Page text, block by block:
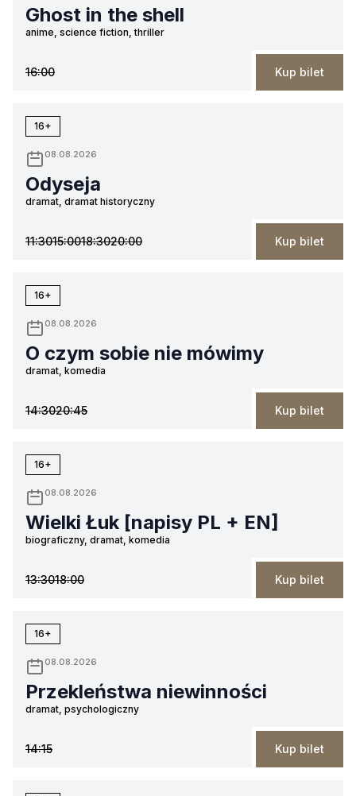
Ghost in the shell
anime, science fiction, thriller
16:00 Kup bilet
16+
08.08.2026
Odyseja
dramat, dramat historyczny
11:3015:0018:3020:00 Kup bilet
16+
08.08.2026
O czym sobie nie mówimy
dramat, komedia
14:3020:45 Kup bilet
16+
08.08.2026
Wielki Łuk [napisy PL + EN]
biograficzny, dramat, komedia
13:3018:00 Kup bilet
16+
08.08.2026
Przekleństwa niewinności
dramat, psychologiczny
14:15 Kup bilet